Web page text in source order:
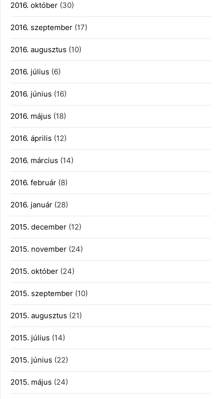
2016. október (30)
2016. szeptember (17)
2016. augusztus (10)
2016. július (6)
2016. június (16)
2016. május (18)
2016. április (12)
2016. március (14)
2016. február (8)
2016. január (28)
2015. december (12)
2015. november (24)
2015. október (24)
2015. szeptember (10)
2015. augusztus (21)
2015. július (14)
2015. június (22)
2015. május (24)